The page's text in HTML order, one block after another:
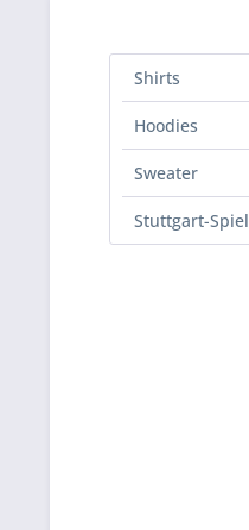
Shirts
Hoodies
Sweater
Stuttgart-Spiel